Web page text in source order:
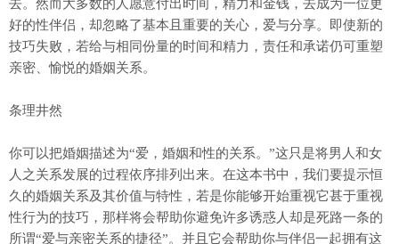
去。然而大多数的人愿意付出时间，精力和金钱，去成为一位更
好的性伴侣，却忽略了基本且重要的关心，爱与分享。即使新的
技巧失败，若给与相同份量的时间和精力，责任和承诺仍可重塑
亲密、愉悦的婚姻关系。
条理井然
你可以把婚姻描述为“爱，婚姻和性的关系。”这只是将男人和女
人之关系发展的过程依序排列出来。在这本书中，我们要提示恒
久的婚姻关系及其价值与特性，若是你能够开始重视它甚于重视
性行为的技巧，那样将会帮助你避免许多诱惑人却是死路一条的
所谓“爱与亲密关系的捷径”。并且它会帮助你与伴侣一起拥有这